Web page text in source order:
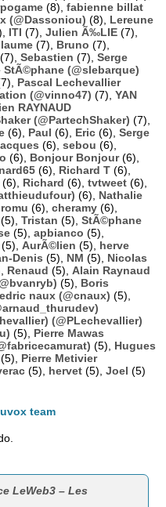
(8), fabienne billat
(@Dassoniou) (8), Lereune
ITI (7), Julien Ã‰LIE (7),
(7), Bruno (7),
(7), Sebastien (7), Serge
StÃ©phane (@slebarque)
Pascal Lechevallier
(@vinno47) (7), YAN
RAYNAUD
(@PartechShaker) (7),
(6), Paul (6), Eric (6), Serge
(6), sebou (6),
(6), Bonjour Bonjour(6),
(6), Richard T (6),
(6), Richard (6), tvtweet (6),
(6), Nathalie
romu (6), cheramy (6),
(5), Tristan (5), StÃ©phane
(5), apbianco (5),
(5), AurÃ©lien (5), herve
Denis (5), NM (5), Nicolas
Renaud (5), Alain Raynaud
(5), Boris
naux (@cnaux) (5),
(@PLechevallier)
(5), Pierre Mawas
(5), Hugues
Pierre Metivier
(5), hervet (5), Joel (5)
team
LeWeb3 – Les